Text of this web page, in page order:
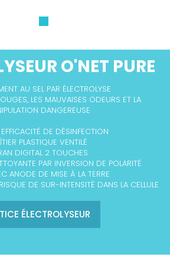
O'NET PURE
AU SEL PAR ÉLECTROLYSE
LES MAUVAISES ODEURS ET LA
DANGEREUSE
DE DÉSINFECTION
PLASTIQUE VENTILÉ
DIGITAL 2 TOUCHES
PAR INVERSION DE POLARITÉ
ANODE DE MISE À LA TERRE
DE SUR-INTENSITÉ DANS LA CELLULE
ÉLECTROLYSEUR